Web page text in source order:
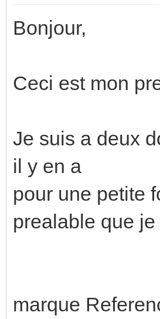
Bonjour,
Ceci est mon
Je suis a deux
il y en a
pour une petite
prealable que
marque